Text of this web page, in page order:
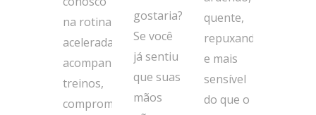
na rotina
acelerada,
acompanham
treinos,
compromissos,
gostaria?
Se você
já sentiu
que suas
mãos
quente,
repuxando
e mais
sensível
do que o